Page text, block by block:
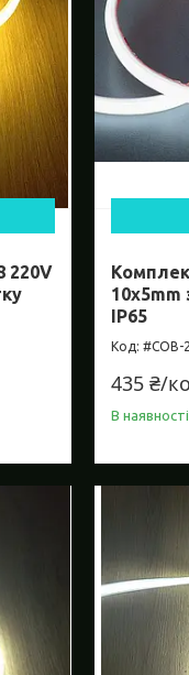
220V
IP65
#COB-
435 ₴/
В наявності